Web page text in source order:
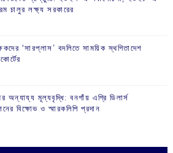
চালুর লক্ষ্য সরকারের
‘সারপ্লাস’ বদলিতে সাময়িক স্থগিতাদেশ
অন্যায্য মূল্যবৃদ্ধি: বনগাঁয় এগ্রি ডিলার্স
বিক্ষোভ ও স্মারকলিপি প্রদান